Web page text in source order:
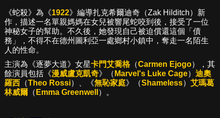
《蛇殺》為《1922》編導扎克希爾迪奇（Zak Hilditch）新
作，描述一名單親媽媽在女兒被響尾蛇咬到後，接受了一位
神秘女子的幫助。不久後，她發現自己被迫償還這個「債
務」，不得不在德州圖利亞一處鄉村小鎮中，奪走一名陌生
人的性命。
主演為《逐夢大道》女星卡門艾喬格（Carmen Ejogo），其
餘演員包括《漫威盧克凱奇》（ Marvel's Luke Cage） 迪奧
羅西（Theo Rossi）、《無恥家庭》（Shameless） 艾瑪葛
林威爾（ Emma Greenwell ）。